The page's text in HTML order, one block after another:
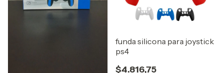
funda silicona para joystick
ps4
$4.816,75